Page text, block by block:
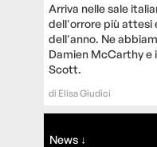
Arriva nelle sale
dell'orrore più attesi
dell'anno. Ne
Damien McCarthy
Scott.
di Elisa Giudici
News ↓